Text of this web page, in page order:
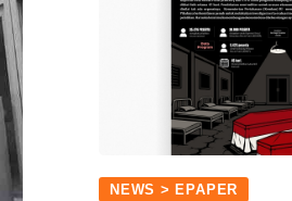
NEWS > EPAPER